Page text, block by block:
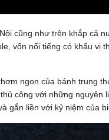
cũng như trên khắp cả
vốn nổi tiếng có khẩu vị
ngon của bánh trung
công với những nguyên
gắn liền với kỷ niệm của